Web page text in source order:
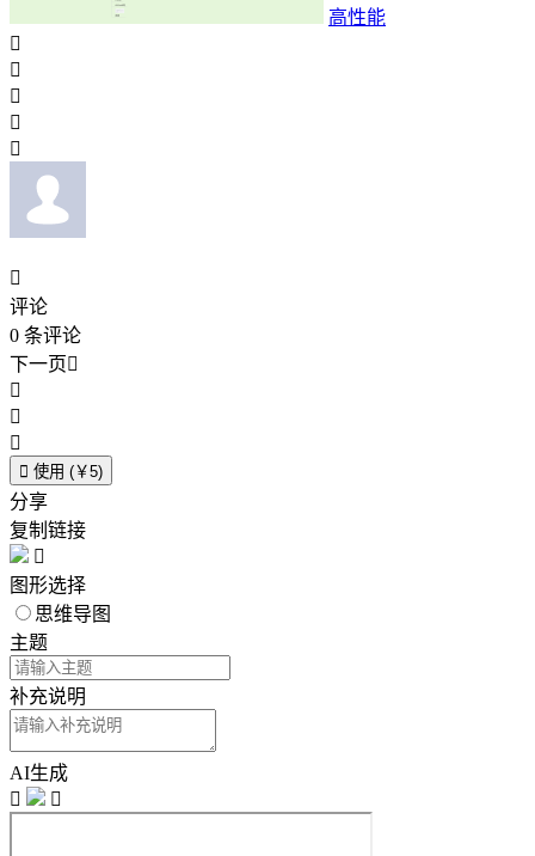
高性能






评论
0 条评论
下一页



 使用 (￥5)
分享
复制链接

图形选择
思维导图
主题
补充说明
AI生成

